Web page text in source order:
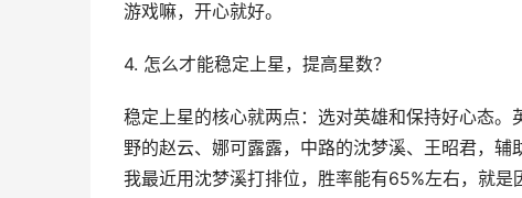
游戏嘛，开心就好。
4. 怎么才能稳定上星，提高星数？
稳定上星的核心就两点：选对英雄和保持好心态
野的赵云、娜可露露，中路的沈梦溪、王昭君，辅
我最近用沈梦溪打排位，胜率能有65%左右，就是